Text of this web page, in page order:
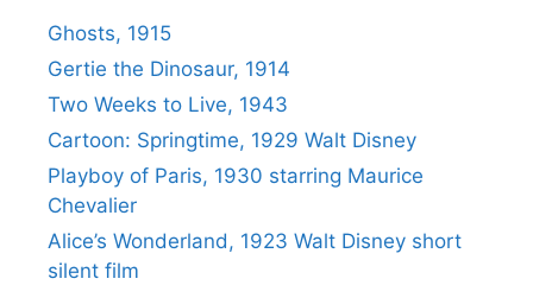
Ghosts, 1915
Gertie the Dinosaur, 1914
Two Weeks to Live, 1943
Cartoon: Springtime, 1929 Walt Disney
Playboy of Paris, 1930 starring Maurice
Chevalier
Alice’s Wonderland, 1923 Walt Disney short
silent film